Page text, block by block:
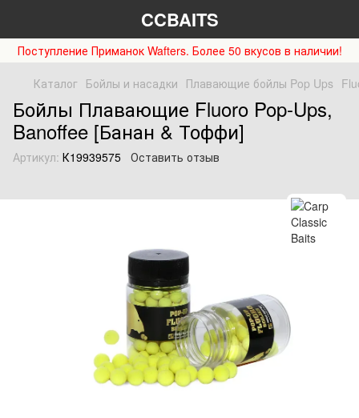
CCBAITS
Поступление Приманок Wafters. Более 50 вкусов в наличии!
Каталог Бойлы и насадки Плавающие бойлы Pop Ups
Бойлы Плавающие Fluoro Pop-Ups,
Banoffee [Банан & Тоффи]
Артикул: К19939575 Оставить отзыв